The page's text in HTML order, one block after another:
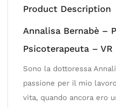
Product Description
Annalisa Bernabè –
Psicoterapeuta – VR
Sono la dottoressa
passione per il mio
vita, quando ancora ero